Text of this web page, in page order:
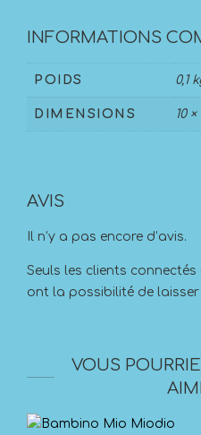
INFORMATIONS
POIDS 0,1
DIMENSIONS 10
AVIS
Il n’y a pas encore d’avis.
Seuls les clients
ont la possibilité de laisser
VOUS